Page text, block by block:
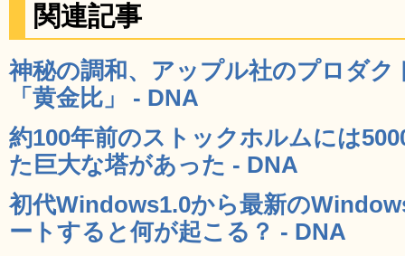
関連記事
神秘の調和、アップル社のプロダ
「黄金比」 - DNA
約100年前のストックホルムには
た巨大な塔があった - DNA
初代Windows1.0から最新の
ートすると何が起こる？ - DNA